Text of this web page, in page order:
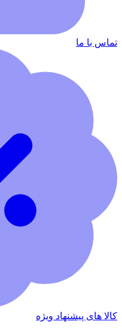
تماس با ما
کالا های پیشنهاد ویژه